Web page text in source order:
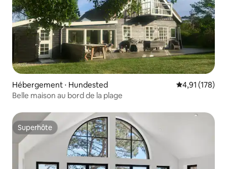
Hébergement ⋅ Hundested Évaluation
4,91 (178)
Belle maison au bord de la plage
Superhôte
Superhôte